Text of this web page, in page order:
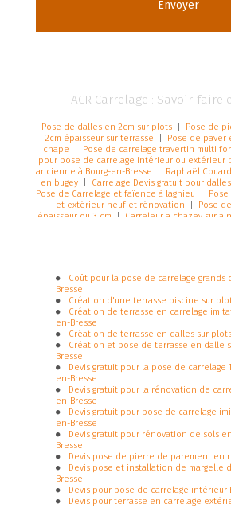
ACR Carrelage : Savoir-faire
Pose de dalles en 2cm sur plots
Pose de
2cm épaisseur sur terrasse
Pose de paver
chape
Pose de carrelage travertin multi
pour pose de carrelage intérieur ou extérieur
ancienne à Bourg-en-Bresse
Raphaël
en bugey| Carrelage Devis gratuit pour
Pose de Carrelage et faïence à lagnieu
et extérieur neuf et rénovation
Pose
épaisseur ou 3 cm
|
Carreleur a chazey sur
Coût pour la pose de carrelage grands
Bresse
Création d'une terrasse piscine sur
Création de terrasse en carrelage
en-Bresse
Création de terrasse en dalles sur
Création et pose de terrasse en dalle
Bresse
Devis gratuit pour la pose de carrelage
en-Bresse
Devis gratuit pour la rénovation de
en-Bresse
Devis gratuit pour pose de carrelage
en-Bresse
Devis gratuit pour rénovation de sols
Bresse
Devis pose de pierre de parement en
Devis pose et installation de margelle
Bresse
Devis pour pose de carrelage intérieur
Devis pour terrasse en carrelage